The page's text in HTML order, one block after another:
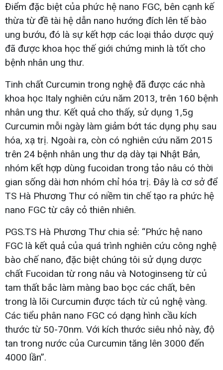
Điểm đặc biệt của phức hệ nano FGC, bên cạnh kế
thừa từ đề tài hệ dẫn nano hướng đích lên tế bào
ung bướu, đó là sự kết hợp các loại thảo dược quý
đã được khoa học thế giới chứng minh là tốt cho
bệnh nhân ung thư.
Tinh chất Curcumin trong nghệ đã được các nhà
khoa học Italy nghiên cứu năm 2013, trên 160 bệnh
nhân ung thư. Kết quả cho thấy, sử dụng 1,5g
Curcumin mỗi ngày làm giảm bớt tác dụng phụ sau
hóa, xạ trị. Ngoài ra, còn có nghiên cứu năm 2015
trên 24 bệnh nhân ung thư dạ dày tại Nhật Bản,
nhóm kết hợp dùng fucoidan trong tảo nâu có thời
gian sống dài hơn nhóm chỉ hóa trị. Đây là cơ sở để
TS Hà Phương Thư có niềm tin chế tạo ra phức hệ
nano FGC từ cây cỏ thiên nhiên.
PGS.TS Hà Phương Thư chia sẻ: “Phức hệ nano
FGC là kết quả của quá trình nghiên cứu công nghệ
bào chế nano, đặc biệt chúng tôi sử dụng dược
chất Fucoidan từ rong nâu và Notoginseng từ củ
tam thất bắc làm màng bao bọc các chất, bên
trong là lõi Curcumin được tách từ củ nghệ vàng.
Các tiểu phân nano FGC có dạng hình cầu kích
thước từ 50-70nm. Với kích thước siêu nhỏ này, độ
tan trong nước của Curcumin tăng lên 3000 đến
4000 lần”.